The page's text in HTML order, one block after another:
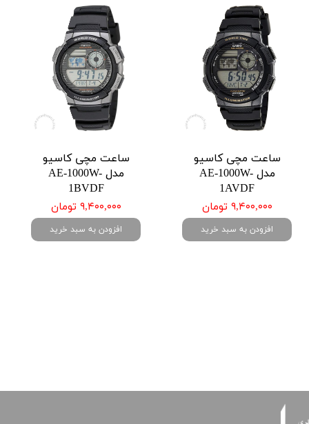
ساعت مچی کاسیو
مدل AE-1000W-
1AVDF
۹,۴۰۰,۰۰۰ تومان
افزودن به سبد خرید
ساعت مچی کاسیو
مدل AE-1000W-
1BVDF
۹,۴۰۰,۰۰۰ تومان
افزودن به سبد خرید